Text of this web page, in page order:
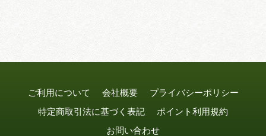
ご利用について 会社概要
プライバシーポリシー
特定商取引法に基づく表記
ポイント利用規約
お問い合わせ